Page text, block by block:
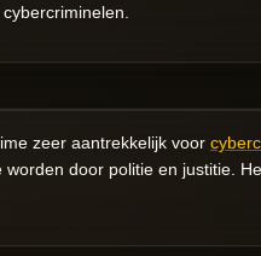
zeer aantrekkelijk voor
door politie en justitie.